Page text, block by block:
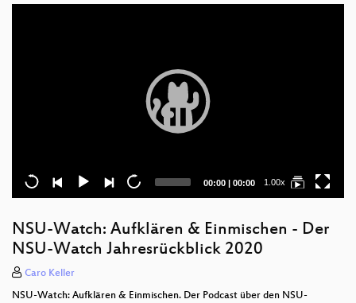
Current
00:00 | Total
00:00 1.00x
NSU-Watch: Aufklären & Einmischen - Der
NSU-Watch Jahresrückblick 2020
Caro Keller
NSU-Watch: Aufklären & Einmischen. Der Podcast über den NSU-